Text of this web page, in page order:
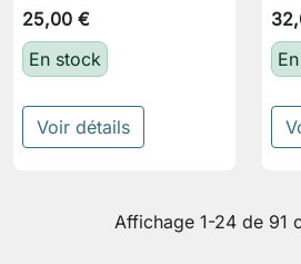
25,00 €
En stock
Voir détails
Affichage 1-24 de 91